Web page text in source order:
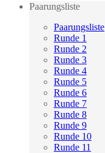
Paarungsliste
Paarungsliste
Runde 1
Runde 2
Runde 3
Runde 4
Runde 5
Runde 6
Runde 7
Runde 8
Runde 9
Runde 10
Runde 11